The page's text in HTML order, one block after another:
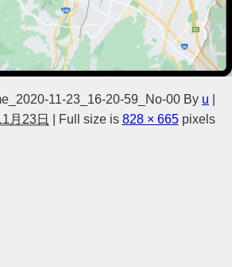
11-23_16-20-59_No-00 By u
月23日 Full size is 828 × 665pixels